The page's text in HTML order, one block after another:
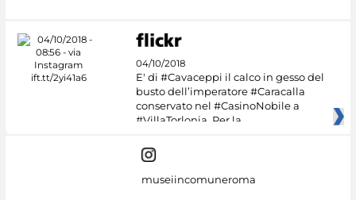
04/10/2018
E' di #Cavaceppi il calco in gesso del
busto dell’imperatore #Caracalla
conservato nel #CasinoNobile a
#VillaTorlonia. Per la
museiincomuneroma